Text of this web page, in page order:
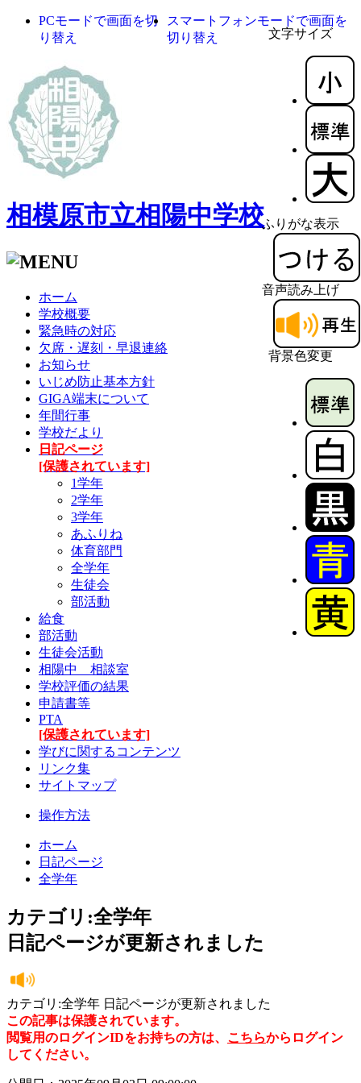
文字サイズ
ふりがな表示
音声読み上げ
背景色変更
PCモードで画面を切
り替え
スマートフォンモードで画面を
切り替え
相模原市立相陽中学校
ホーム
学校概要
緊急時の対応
欠席・遅刻・早退連絡
お知らせ
いじめ防止基本方針
GIGA端末について
年間行事
学校だより
日記ページ
[保護されています]
1学年
2学年
3学年
あふりね
体育部門
全学年
生徒会
部活動
給食
部活動
生徒会活動
相陽中 相談室
学校評価の結果
申請書等
PTA
[保護されています]
学びに関するコンテンツ
リンク集
サイトマップ
操作方法
ホーム
日記ページ
全学年
カテゴリ:全学年
日記ページが更新されました
カテゴリ:全学年 日記ページが更新されました
この記事は保護されています。
閲覧用のログインIDをお持ちの方は、 こちらからログイン
してください。